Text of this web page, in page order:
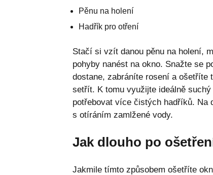
Pěnu na holení
Hadřík pro otření
Stačí si vzít danou pěnu na holení,
pohyby nanést na okno. Snažte se
dostane, zabráníte rosení a ošetříte
setřít. K tomu využijte ideálně
potřebovat více čistých hadříků. Na
s otíráním zamlžené vody.
Jak dlouho po
Jakmile tímto způsobem ošetříte